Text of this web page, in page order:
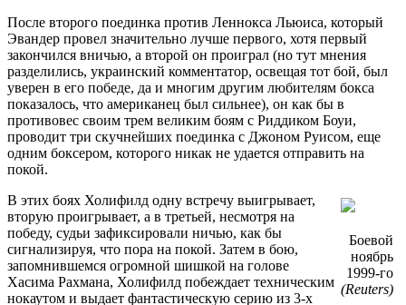
После второго поединка против Леннокса Льюиса, который
Эвандер провел значительно лучше первого, хотя первый
закончился вничью, а второй он проиграл (но тут мнения
разделились, украинский комментатор, освещая тот бой, был
уверен в его победе, да и многим другим любителям бокса
показалось, что американец был сильнее), он как бы в
противовес своим трем великим боям с Риддиком Боуи,
проводит три скучнейших поединка с Джоном Руисом, еще
одним боксером, которого никак не удается отправить на
покой.
Боевой
ноябрь
1999-го
(Reuters)
В этих боях Холифилд одну встречу выигрывает,
вторую проигрывает, а в третьей, несмотря на
победу, судьи зафиксировали ничью, как бы
сигнализируя, что пора на покой. Затем в бою,
запомнившемся огромной шишкой на голове
Хасима Рахмана, Холифилд побеждает техническим
нокаутом и выдает фантастическую серию из 3-х